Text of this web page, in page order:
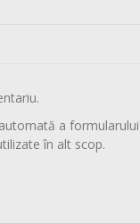
a
în alt scop.